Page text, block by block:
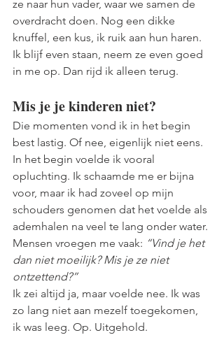
ze naar hun vader, waar we samen de
overdracht doen. Nog een dikke
knuffel, een kus, ik ruik aan hun haren.
Ik blijf even staan, neem ze even goed
in me op. Dan rijd ik alleen terug.
Mis je je kinderen niet?
Die momenten vond ik in het begin
best lastig. Of nee, eigenlijk niet eens.
In het begin voelde ik vooral
opluchting. Ik schaamde me er bijna
voor, maar ik had zoveel op mijn
schouders genomen dat het voelde als
ademhalen na veel te lang onder water.
Mensen vroegen me vaak: “Vind je het
dan niet moeilijk? Mis je ze niet
ontzettend?”
Ik zei altijd ja, maar voelde nee. Ik was
zo lang niet aan mezelf toegekomen,
ik was leeg. Op. Uitgehold.